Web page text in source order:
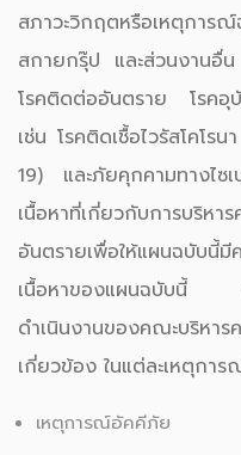
สภาวะวิกฤตหรือเหตุการ
สกายกรุ๊ป และส่วนงานอื่
โรคติดต่ออันตราย โรคอุ
เช่น โรคติดเชื้อไวรัสโคโ
19) และภัยคุกคามทาง
เนื้อหาที่เกี่ยวกับการบริหา
อันตรายเพื่อให้แผนฉบับนี้
เนื้อหาของแผนฉบับนี้ จ
ดำเนินงานของคณะบริหาร
เกี่ยวข้อง ในแต่ละเหตุกา
เหตุการณ์อัคคีภัย